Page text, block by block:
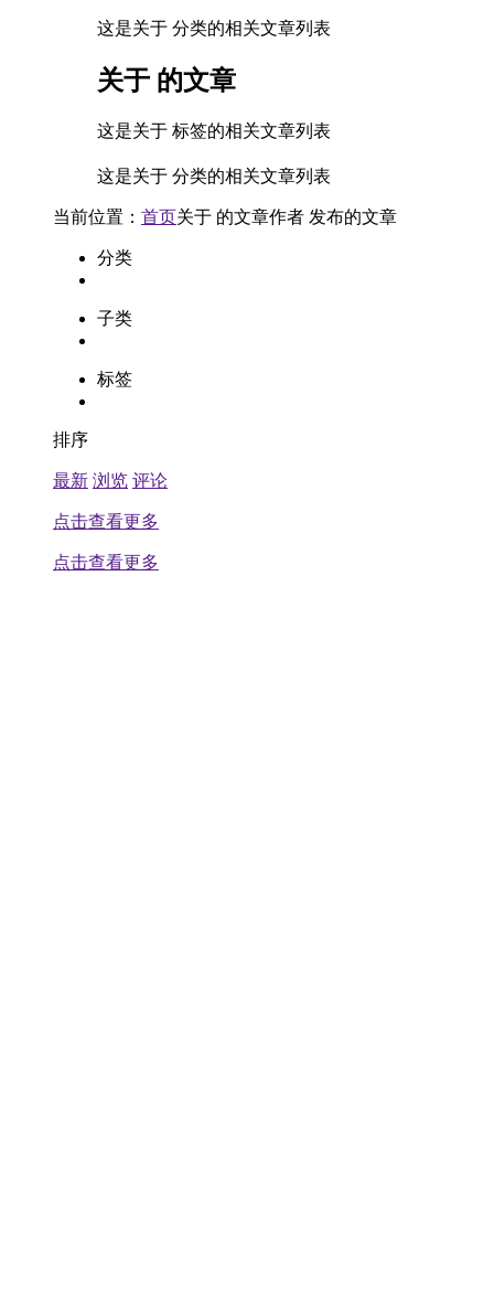
这是关于 分类的相关文章列表
关于 的文章
这是关于 标签的相关文章列表
这是关于 分类的相关文章列表
当前位置： 首页关于 的文章作者 发布的文章
分类
子类
标签
排序
最新 浏览 评论
点击查看更多
点击查看更多